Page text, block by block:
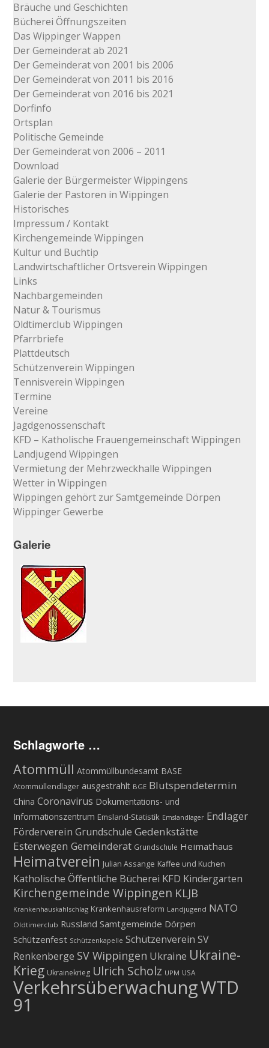
Bräuche und Geschichten
Bücherei Öffnungszeiten
Das Wippinger Wappen
Der Gemeinderat ab 2021
Der Gemeinderat von 2001 bis 2006
Der Gemeinderat von 2011 bis 2016
Der Gemeinderat von 2016 bis 2021
Dorfinfo
Ortsplan
Politische Gemeinde
Der Gemeinderat von 2006 – 2011
Download
Galerie der Bürgermeister Wippingens
Galerie der Pastoren in Wippingen
Historisches
Impressum / Kontakt
Kirchengemeinde Wippingen
Kultur und Buchtip
Landwirtschaftlicher Ortsverein Wippingen
Links
Nachbargemeinden
Natur & Tourismus
Oldtimerclub Wippingen
Pfarrbriefe
Plattdeutsch
Schützenverein Wippingen
Tennisverein Wippingen
Termine
Vereine
Jagdgenossenschaft
KFD – Katholische Frauengemeinschaft Wippingen
Landjugend Wippingen
Vermietung der Mehrzweckhalle Wippingen
Wetter in Wippingen
Wippingen gehört zur Samtgemeinde Dörpen
Wippinger Gewerbe
Galerie
Schlagworte …
Atommüll Atommüllbundesamt BASE
Atommüllendlager ausgestrahlt BGE Blutspendetermin
China Coronavirus Dokumentations- und
Informationszentrum Emsland-Statistik Emslandlager Endlager
Förderverein Grundschule Gedenkstätte
Esterwegen Gemeinderat Grundschule Heimathaus
Heimatverein Julian Assange Kaffee und Kuchen
Katholische Öffentliche Bücherei KFD Kindergarten
Kirchengemeinde Wippingen KLJB
Krankenhauskahlschlag Krankenhausreform Landjugend NATO
Oldtimerclub Russland Samtgemeinde Dörpen
Schützenfest Schützenkapelle Schützenverein SV
Renkenberge SV Wippingen Ukraine Ukraine-
Krieg Ukrainekrieg Ulrich Scholz UPM USA
VerkehrsüberwachungWTD
91